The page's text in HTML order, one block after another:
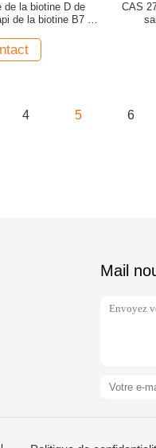
de la biotine D de
de la biotine B7 de
CAS
4 5 6
Mail